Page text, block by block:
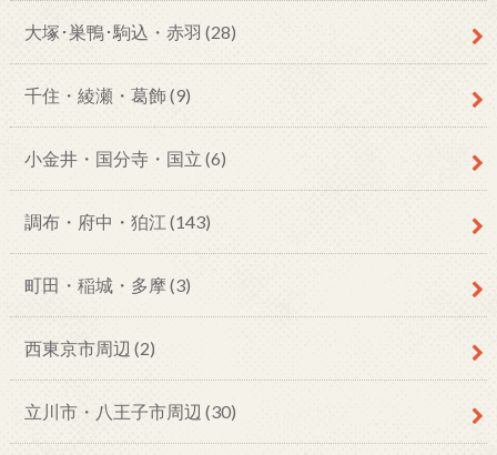
大塚･巣鴨･駒込・赤羽 (28)
千住・綾瀬・葛飾(9)
小金井・国分寺・国立 (6)
調布・府中・狛江 (143)
町田・稲城・多摩(3)
西東京市周辺 (2)
立川市・八王子市周辺 (30)